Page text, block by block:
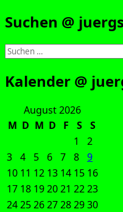
Suchen @
Suchen
nach:
Kalender @
August 2026
M D M D F S
S
1
2
3 4 5 6 7 8 9
10 11 12 13 14 15 16
17 18 192021 2223
24252627282930